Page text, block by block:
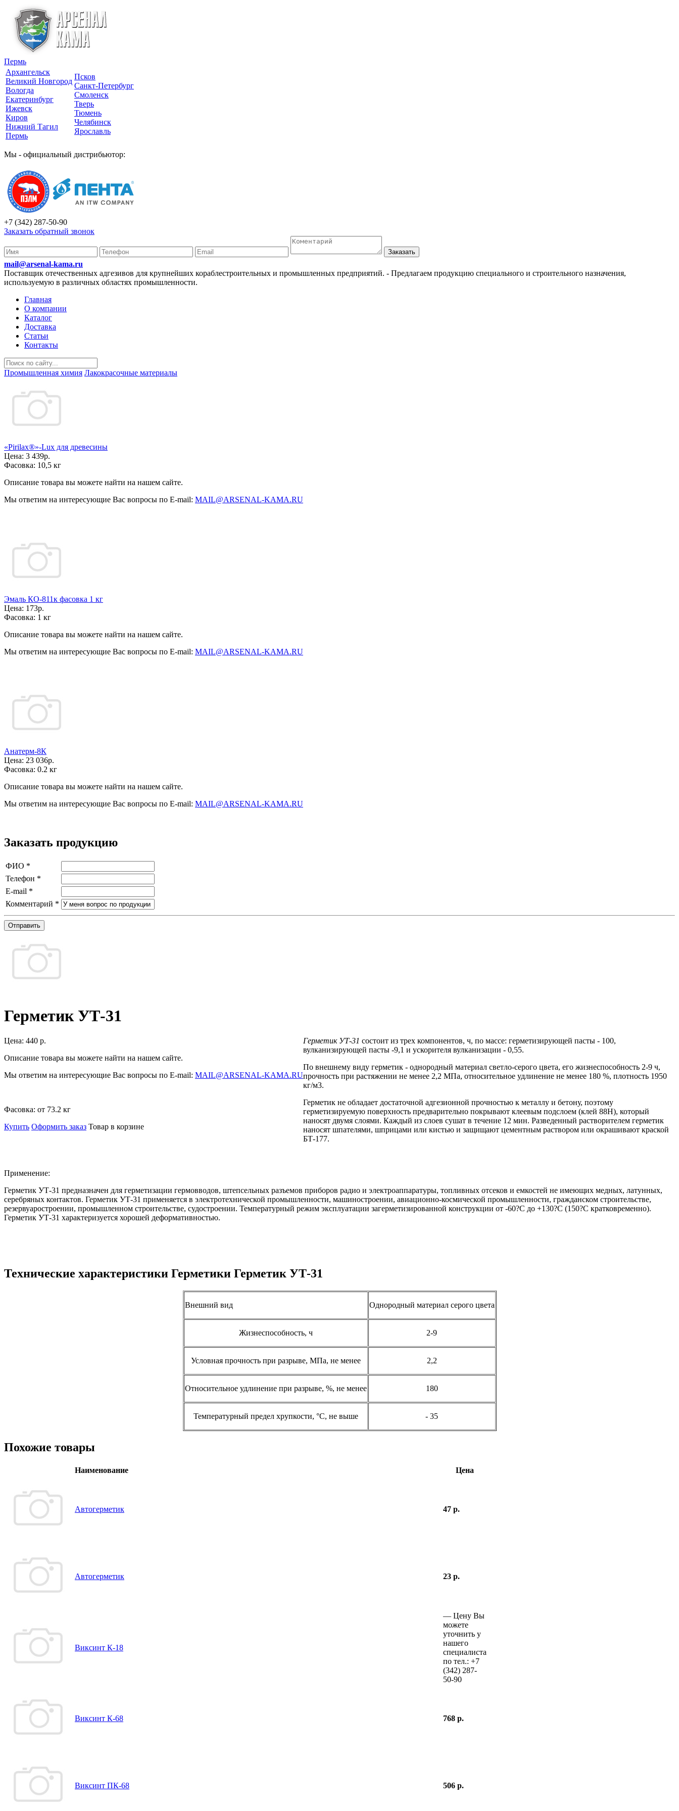
Пермь
Архангельск
Великий Новгород
Вологда
Екатеринбург
Ижевск
Киров
Нижний Тагил
Пермь
Псков
Санкт-Петербург
Смоленск
Тверь
Тюмень
Челябинск
Ярославль
Мы - официальный дистрибьютор:
+7 (342) 287-50-90
Заказать обратный звонок
Заказать
mail@arsenal-kama.ru
Поставщик отечественных адгезивов для крупнейших кораблестроительных и промышленных предприятий. - Предлагаем продукцию специального и строительного назначения,
используемую в различных областях промышленности.
Главная
О компании
Каталог
Доставка
Статьи
Контакты
Промышленная химия Лакокрасочные материалы
«Pirilax®»-Lux для древесины
Цена: 3 439р.
Фасовка: 10,5 кг
Описание товара вы можете найти на нашем сайте.
Мы ответим на интересующие Вас вопросы по E-mail: MAIL@ARSENAL-KAMA.RU
Эмаль КО-811к фасовка 1 кг
Цена: 173р.
Фасовка: 1 кг
Описание товара вы можете найти на нашем сайте.
Мы ответим на интересующие Вас вопросы по E-mail: MAIL@ARSENAL-KAMA.RU
Анатерм-8К
Цена: 23 036р.
Фасовка: 0.2 кг
Описание товара вы можете найти на нашем сайте.
Мы ответим на интересующие Вас вопросы по E-mail: MAIL@ARSENAL-KAMA.RU
Заказать продукцию
ФИО *
Телефон *
E-mail *
Комментарий *
Отправить
Герметик УТ-31
Цена: 440 р.
Описание товара вы можете найти на нашем сайте.
Мы ответим на интересующие Вас вопросы по E-mail: MAIL@ARSENAL-KAMA.RU
Фасовка: от 73.2 кг
Купить Оформить заказ Товар в корзине
Герметик УТ-31 состоит из трех компонентов, ч, по массе: герметизирующей пасты - 100,
вулканизирующей пасты -9,1 и ускорителя вулканизации - 0,55.
По внешнему виду герметик - однородный материал светло-серого цвета, его жизнеспособность 2-9 ч,
прочность при растяжении не менее 2,2 МПа, относительное удлинение не менее 180 %, плотность 1950
кг/м3.
Герметик не обладает достаточной адгезионной прочностью к металлу и бетону, поэтому
герметизируемую поверхность предварительно покрывают клеевым подслоем (клей 88Н), который
наносят двумя слоями. Каждый из слоев сушат в течение 12 мин. Разведенный растворителем герметик
наносят шпателями, шприцами или кистью и защищают цементным раствором или окрашивают краской
БТ-177.
Применение:
Герметик УТ-31 предназначен для герметизации гермовводов, штепсельных разъемов приборов радио и электроаппаратуры, топливных отсеков и емкостей не имеющих медных, латунных,
серебряных контактов. Герметик УТ-31 применяется в электротехнической промышленности, машиностроении, авиационно-космической промышленности, гражданском строительстве,
резервуаростроении, промышленном строительстве, судостроении. Температурный режим эксплуатации загерметизированной конструкции от -60?С до +130?С (150?С кратковременно).
Герметик УТ-31 характеризуется хорошей деформативностью.
Технические характеристики Герметики Герметик УТ-31
Внешний вид Однородный материал серого цвета
Жизнеспособность, ч 2-9
Условная прочность при разрыве, МПа, не менее 2,2
Относительное удлинение при разрыве, %, не менее 180
Температурный предел хрупкости, °С, не выше - 35
Похожие товары
Наименование Цена
Автогерметик 47 р.
Автогерметик 23 р.
Виксинт К-18
— Цену Вы
можете
уточнить у
нашего
специалиста
по тел.: +7
(342) 287-
50-90
Виксинт К-68 768 р.
Виксинт ПК-68 506 р.